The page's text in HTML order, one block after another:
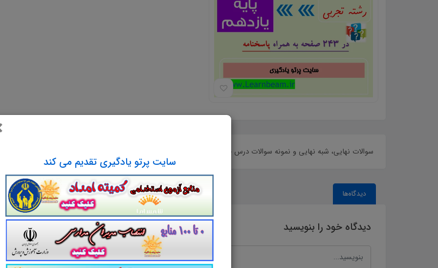
سایت پرتو یادگیری تقدیم می کند
سوالات نهایی، شبه نهایی و نمونه سوالات درس فارسی پایه یازدهم تجربی در 243 صفحه به همراه پاسخنامه
دیدگاه‌ها
دیدگاه خود را بنویسید